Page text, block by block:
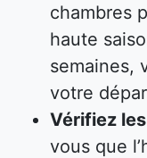
chambres
haute
semaines,
votre
Vérifiez
vous que